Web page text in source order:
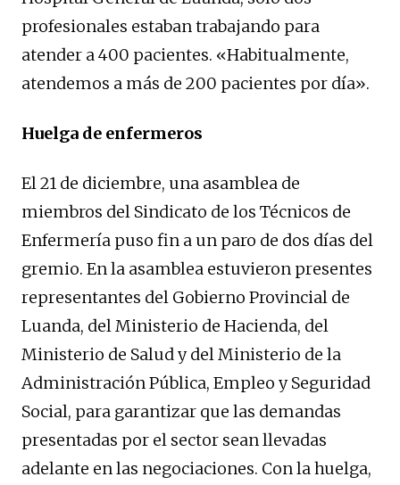
profesionales estaban trabajando para
atender a 400 pacientes. «Habitualmente,
atendemos a más de 200 pacientes por día».
Huelga de enfermeros
El 21 de diciembre, una asamblea de
miembros del Sindicato de los Técnicos de
Enfermería puso fin a un paro de dos días del
gremio. En la asamblea estuvieron presentes
representantes del Gobierno Provincial de
Luanda, del Ministerio de Hacienda, del
Ministerio de Salud y del Ministerio de la
Administración Pública, Empleo y Seguridad
Social, para garantizar que las demandas
presentadas por el sector sean llevadas
adelante en las negociaciones. Con la huelga,